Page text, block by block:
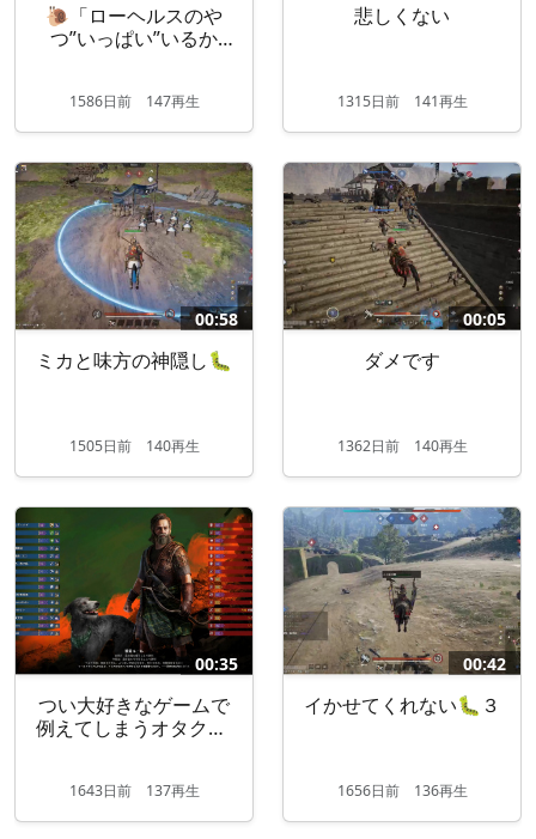
🐌「ローヘルスのや
つ”いっぱい”いるか
1586日前147再生
悲しくない
1315日前141再生
00:58
ミカと味方の神隠し🐛
1505日前140再生
00:05
ダメです
1362日前140再生
00:35
つい大好きなゲームで
例えてしまうオタク🐛
1643日前137再生
00:42
イかせてくれない🐛３
1656日前136再生